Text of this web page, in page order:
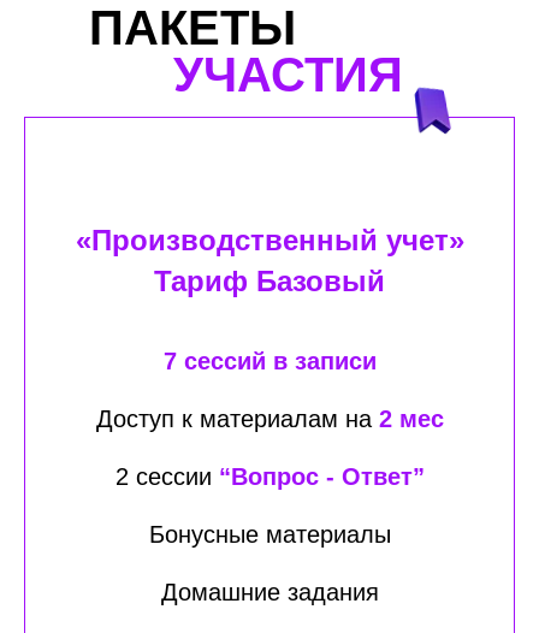
ПАКЕТЫ
УЧАСТИЯ
«Производственный учет»
Тариф Базовый
7 сессий в записи
Доступ к материалам на 2 мес
2 сессии “Вопрос - Ответ”
Бонусные материалы
Домашние задания